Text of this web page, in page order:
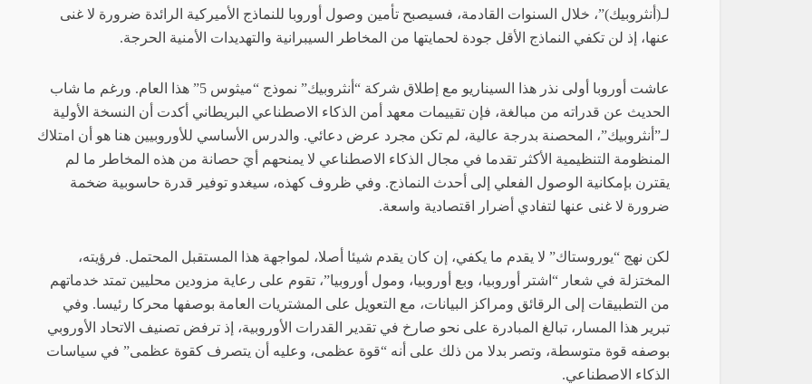
لـ(أنثروبيك)”، خلال السنوات القادمة، فسيصبح تأمين وصول أوروبا للنماذج الأميركية الرائدة ضرورة لا غنى
عنها، إذ لن تكفي النماذج الأقل جودة لحمايتها من المخاطر السيبرانية والتهديدات الأمنية الحرجة.
عاشت أوروبا أولى نذر هذا السيناريو مع إطلاق شركة “أنثروبيك” نموذج “ميثوس 5” هذا العام. ورغم ما شاب
الحديث عن قدراته من مبالغة، فإن تقييمات معهد أمن الذكاء الاصطناعي البريطاني أكدت أن النسخة الأولية
لـ”أنثروبيك”، المحصنة بدرجة عالية، لم تكن مجرد عرض دعائي. والدرس الأساسي للأوروبيين هنا هو أن امتلاك
المنظومة التنظيمية الأكثر تقدما في مجال الذكاء الاصطناعي لا يمنحهم أيَ حصانة من هذه المخاطر ما لم
يقترن بإمكانية الوصول الفعلي إلى أحدث النماذج. وفي ظروف كهذه، سيغدو توفير قدرة حاسوبية ضخمة
ضرورة لا غنى عنها لتفادي أضرار اقتصادية واسعة.
لكن نهج “يوروستاك” لا يقدم ما يكفي، إن كان يقدم شيئا أصلا، لمواجهة هذا المستقبل المحتمل. فرؤيته،
المختزلة في شعار “اشتر أوروبيا، وبع أوروبيا، ومول أوروبيا”، تقوم على رعاية مزودين محليين تمتد خدماتهم
من التطبيقات إلى الرقائق ومراكز البيانات، مع التعويل على المشتريات العامة بوصفها محركا رئيسا. وفي
تبرير هذا المسار، تبالغ المبادرة على نحو صارخ في تقدير القدرات الأوروبية، إذ ترفض تصنيف الاتحاد الأوروبي
بوصفه قوة متوسطة، وتصر بدلا من ذلك على أنه “قوة عظمى، وعليه أن يتصرف كقوة عظمى” في سياسات
الذكاء الاصطناعي.